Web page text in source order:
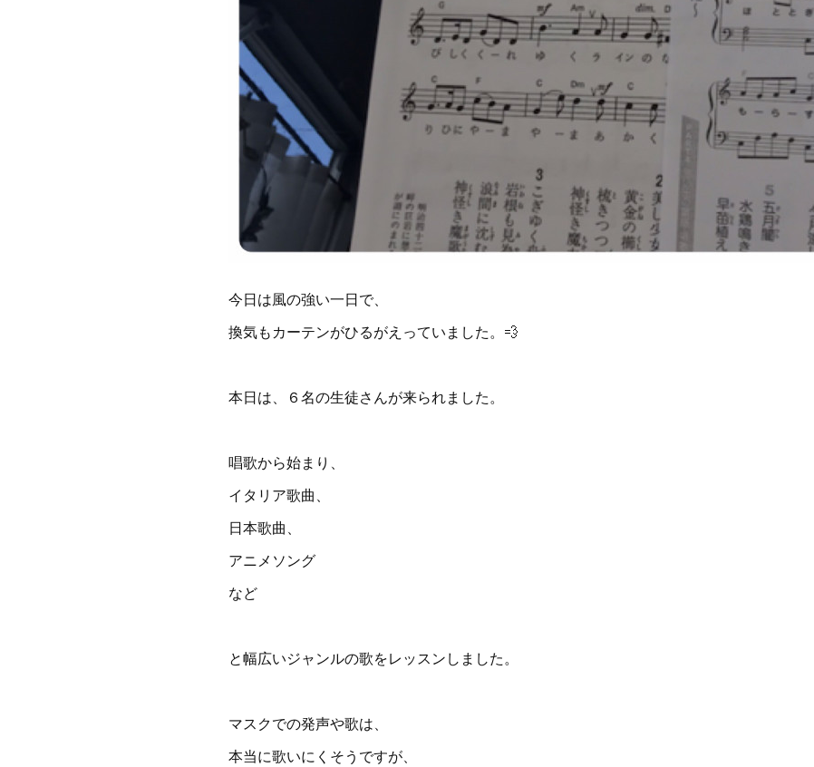
今日は風の強い一日で、
換気もカーテンがひるがえっていました。💨
本日は、６名の生徒さんが来られました。
唱歌から始まり、
イタリア歌曲、
日本歌曲、
アニメソング
など
と幅広いジャンルの歌をレッスンしました。
マスクでの発声や歌は、
本当に歌いにくそうですが、